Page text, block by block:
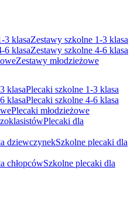
Zestawy szkolne 1-3 klasa
Zestawy szkolne 4-6 klasa
Zestawy młodzieżowe
Plecaki szkolne 1-3 klasa
Plecaki szkolne 4-6 klasa
Plecaki młodzieżowe
Plecaki dla
Szkolne plecaki dla
Szkolne plecaki dla